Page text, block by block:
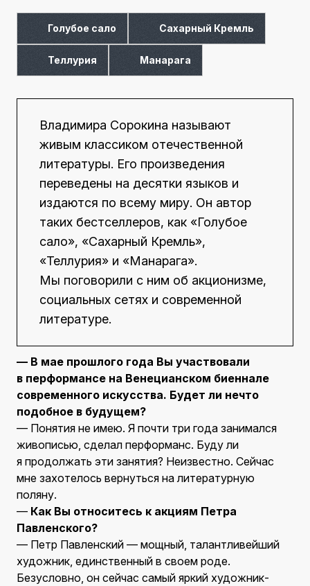
Голубое сало Сахарный Кремль
Теллурия Манарага
Владимира Сорокина называют
живым классиком отечественной
литературы. Его произведения
переведены на десятки языков и
издаются по всему миру. Он автор
таких бестселлеров, как «Голубое
сало», «Сахарный Кремль»,
«Теллурия» и «Манарага».
Мы поговорили с ним об акционизме,
социальных сетях и современной
литературе.
— В мае прошлого года Вы участвовали
в перформансе на Венецианском биеннале
современного искусства. Будет ли нечто
подобное в будущем?
— Понятия не имею. Я почти три года занимался
живописью, сделал перформанс. Буду ли
я продолжать эти занятия? Неизвестно. Сейчас
мне захотелось вернуться на литературную
поляну.
— Как Вы относитесь к акциям Петра
Павленского?
— Петр Павленский — мощный, талантливейший
художник, единственный в своем роде.
Безусловно, он сейчас самый яркий художник-